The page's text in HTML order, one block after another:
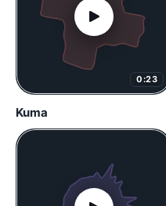
0:23
Kuma